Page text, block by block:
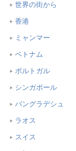
世界の街から
香港
ミャンマー
ベトナム
ポルトガル
シンガポール
バングラデシュ
ラオス
スイス